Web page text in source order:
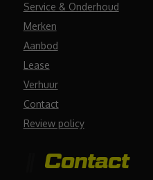
Service & Onderhoud
Merken
Aanbod
Lease
Verhuur
Contact
Review policy
Contact